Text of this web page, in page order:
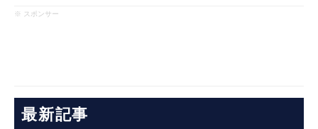
※ スポンサー
最新記事